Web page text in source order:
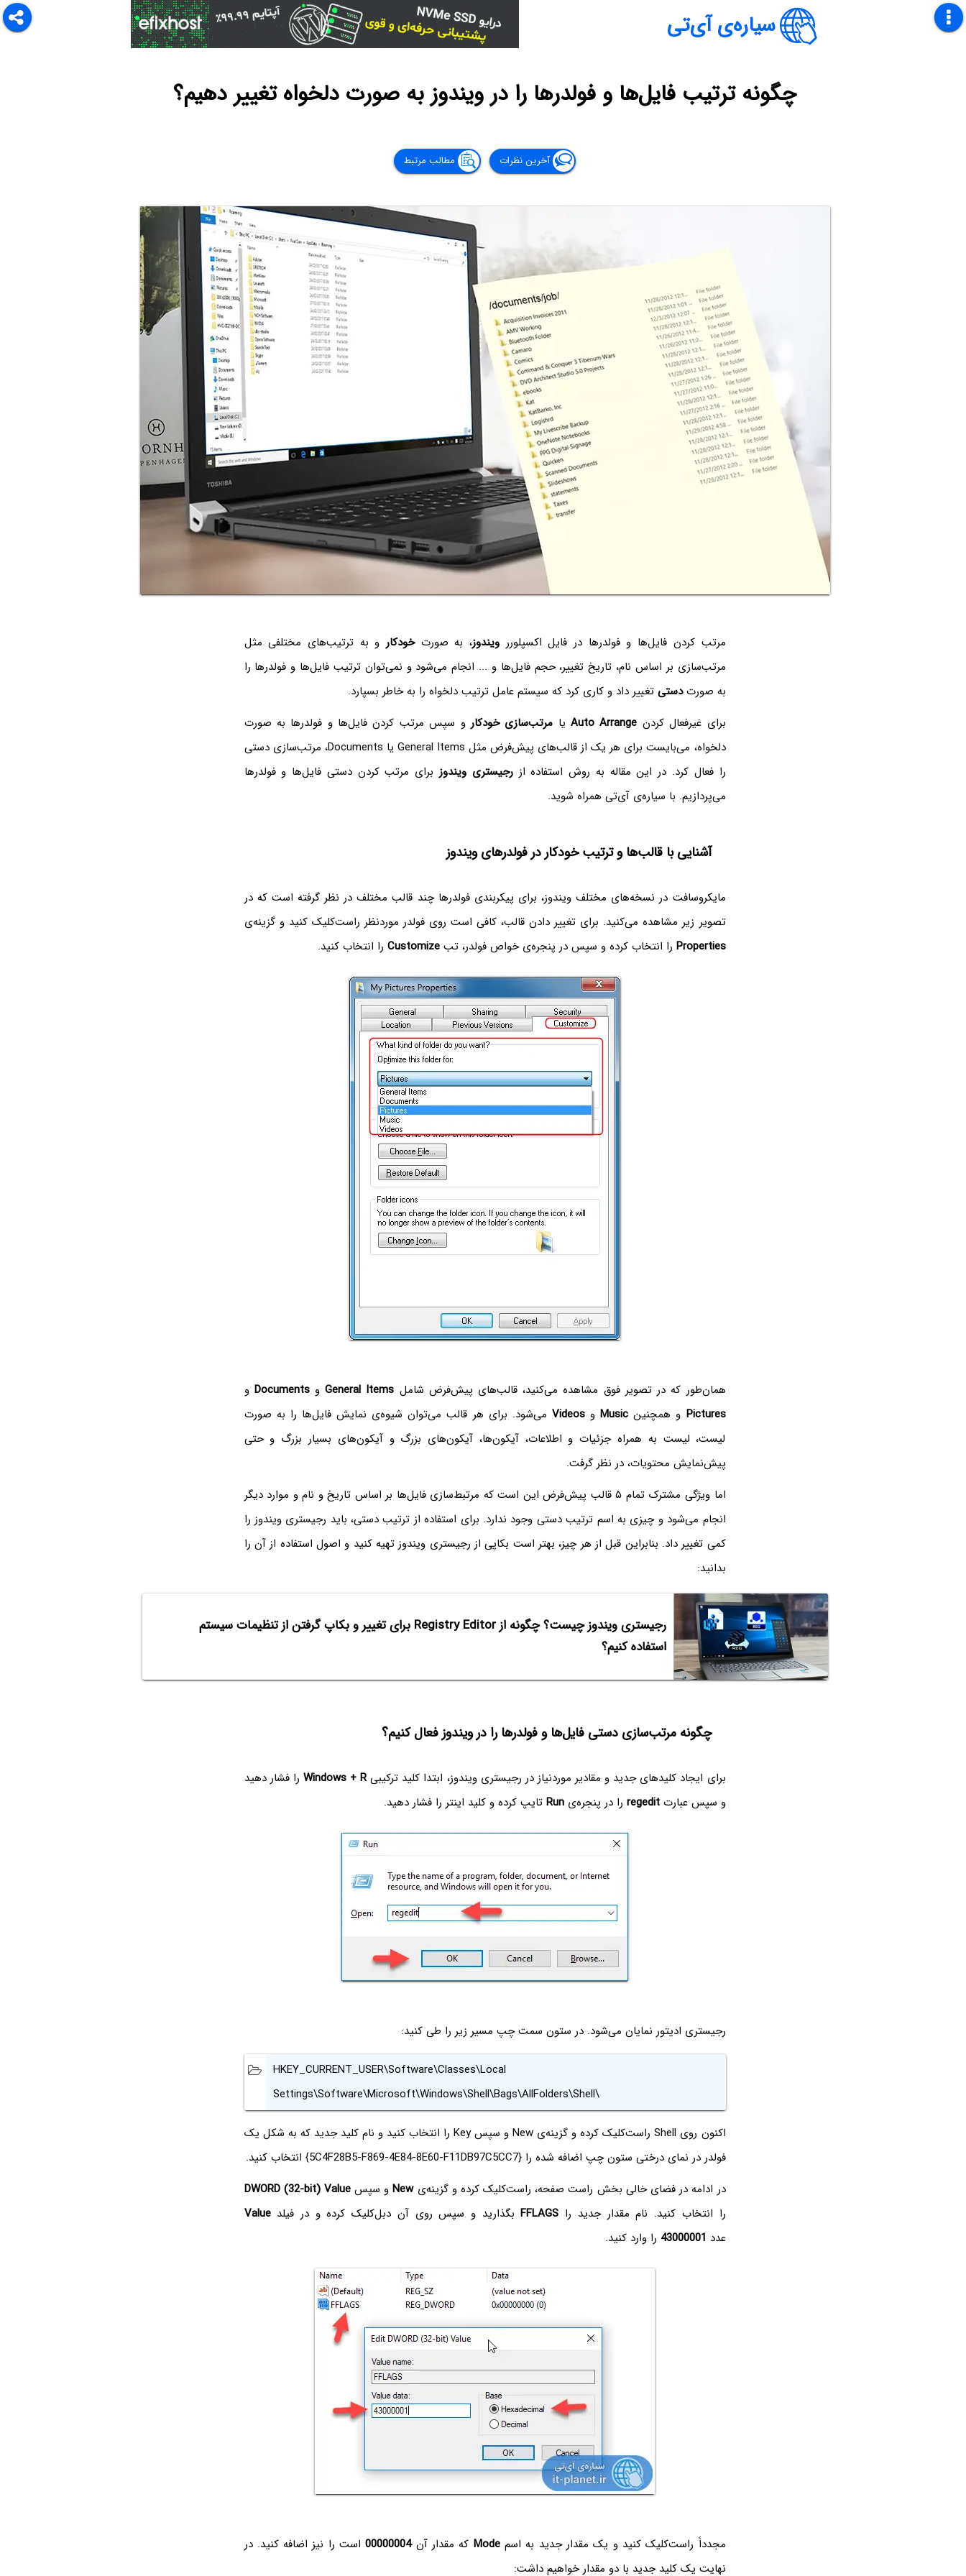
سیاره‌ی آی‌تی
چگونه ترتیب فایل‌ها و فولدرها را در ویندوز به صورت دلخواه تغییر دهیم؟
آخرین نظرات مطالب مرتبط
مرتب کردن فایل‌ها و فولدرها در فایل اکسپلورر ویندوز، به صورتخودکارو به ترتیب‌های مختلفی مثل
مرتب‌سازی بر اساس نام، تاریخ تغییر، حجم فایل‌ها و ... انجام می‌شود و نمی‌توان ترتیب فایل‌ها و فولدرها را
به صورتدستی تغییر داد و کاری کرد که سیستم عامل ترتیب دلخواه را به خاطر بسپارد.
برای غیرفعال کردن Auto Arrange یا مرتب‌سازی خودکارو سپس مرتب کردن فایل‌ها و فولدرها به صورت
دلخواه، می‌بایست برای هر یک از قالب‌های پیش‌فرض مثل General Items یا Documents، مرتب‌سازی دستی
را فعال کرد. در این مقاله به روش استفاده ازرجیستری ویندوزبرای مرتب کردن دستی فایل‌ها و فولدرها
می‌پردازیم. با سیاره‌ی آی‌تی همراه شوید.
آشنایی با قالب‌ها و ترتیب خودکار در فولدرهای ویندوز
مایکروسافت در نسخه‌های مختلف ویندوز، برای پیکربندی فولدرها چند قالب مختلف در نظر گرفته است که در
تصویر زیر مشاهده می‌کنید. برای تغییر دادن قالب، کافی است روی فولدر موردنظر راست‌کلیک کنید و گزینه‌ی
Properties را انتخاب کرده و سپس در پنجره‌ی خواص فولدر، تبCustomize را انتخاب کنید.
همان‌طور که در تصویر فوق مشاهده می‌کنید، قالب‌های پیش‌فرض شامل General ItemsوDocuments و
Pictures و همچنین MusicوVideos می‌شود. برای هر قالب می‌توان شیوه‌ی نمایش فایل‌ها را به صورت
لیست، لیست به همراه جزئیات و اطلاعات، آیکون‌ها، آیکون‌های بزرگ و آیکون‌های بسیار بزرگ و حتی
پیش‌نمایش محتویات، در نظر گرفت.
اما ویژگی مشترک تمام ۵ قالب پیش‌فرض این است که مرتبط‌سازی فایل‌ها بر اساس تاریخ و نام و موارد دیگر
انجام می‌شود و چیزی به اسم ترتیب دستی وجود ندارد. برای استفاده از ترتیب دستی، باید رجیستری ویندوز را
کمی تغییر داد. بنابراین قبل از هر چیز، بهتر است بکاپی از رجیستری ویندوز تهیه کنید و اصول استفاده از آن را
بدانید:
رجیستری ویندوز چیست؟ چگونه از Registry Editor برای تغییر و بکاپ گرفتن از تنظیمات سیستم
استفاده کنیم؟
چگونه مرتب‌سازی دستی فایل‌ها و فولدرها را در ویندوز فعال کنیم؟
برای ایجاد کلیدهای جدید و مقادیر موردنیاز در رجیستری ویندوز، ابتدا کلید ترکیبیWindows + R را فشار دهید
و سپس عبارتregedit‌ را در پنجره‌یRun تایپ کرده و کلید اینتر را فشار دهید.
رجیستری ادیتور نمایان می‌شود. در ستون سمت چپ مسیر زیر را طی کنید:
HKEY_CURRENT_USER\Software\Classes\Local
Settings\Software\Microsoft\Windows\Shell\Bags\AllFolders\Shell\
اکنون روی Shell‌ راست‌کلیک کرده و گزینه‌ی New و سپس Key‌ را انتخاب کنید و نام کلید جدید که به شکل یک
فولدر در نمای درختی ستون چپ اضافه شده را {5C4F28B5-F869-4E84-8E60-F11DB97C5CC7} انتخاب کنید.
در ادامه در فضای خالی بخش راست صفحه، راست‌کلیک کرده و گزینه‌یNewو سپسDWORD (32-bit) Value
را انتخاب کنید. نام مقدار جدید را FFLAGSبگذارید و سپس روی آن دبل‌کلیک کرده و در فیلدValue
عدد 43000001 را وارد کنید.
مجدداً راست‌کلیک کنید و یک مقدار جدید به اسمMode که مقدار آن00000004است را نیز اضافه کنید. در
نهایت یک کلید جدید با دو مقدار خواهیم داشت: